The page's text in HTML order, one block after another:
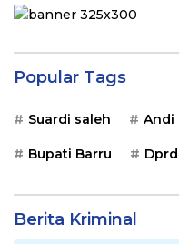
Popular Tags
Suardi saleh Andi
Bupati Barru
Berita Kriminal